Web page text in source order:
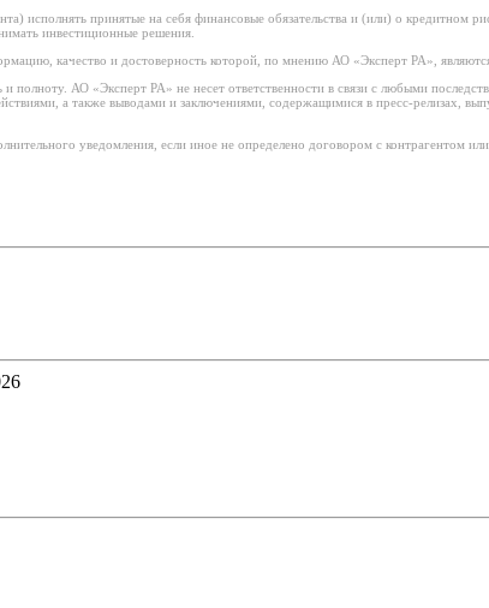
принятые на себя финансовые обязательства и (или) о кредитном
инвестиционные решения.
качество и достоверность которой, по мнению АО «Эксперт РА»,
АО «Эксперт РА» не несет ответственности в связи с любыми
а также выводами и заключениями, содержащимися в пресс-релизах,
уведомления, если иное не определено договором с контрагентом или